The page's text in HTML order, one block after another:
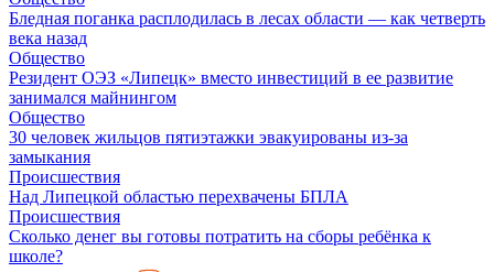
Бледная поганка расплодилась в лесах области — как четверть
века назад
Общество
Резидент ОЭЗ «Липецк» вместо инвестиций в ее развитие
занимался майнингом
Общество
30 человек жильцов пятиэтажки эвакуированы из-за
замыкания
Происшествия
Над Липецкой областью перехвачены БПЛА
Происшествия
Сколько денег вы готовы потратить на сборы ребёнка к
школе?